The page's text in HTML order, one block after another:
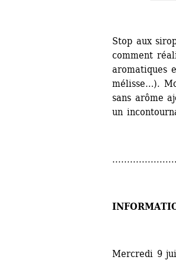
Stop aux
comment
aromatiques
mélisse…).
sans arôme
un
Mercredi 9